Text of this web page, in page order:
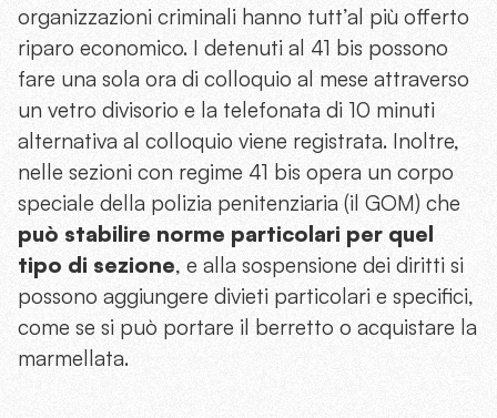
organizzazioni criminali hanno tutt’al più offerto
riparo economico. I detenuti al 41 bis possono
fare una sola ora di colloquio al mese attraverso
un vetro divisorio e la telefonata di 10 minuti
alternativa al colloquio viene registrata. Inoltre,
nelle sezioni con regime 41 bis opera un corpo
speciale della polizia penitenziaria (il GOM) che
può stabilire norme particolari per quel
tipo di sezione, e alla sospensione dei diritti si
possono aggiungere divieti particolari e specifici,
come se si può portare il berretto o acquistare la
marmellata.